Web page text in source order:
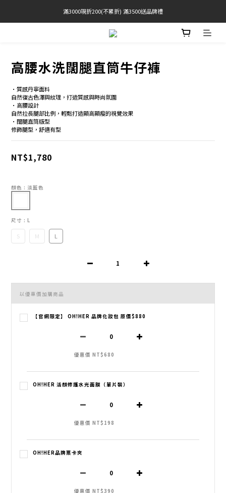
官網限定! 滿千免運(僅限台灣本島)
滿3000現折200(不累折) 滿3500送品牌禮
BRATOP專區買三送一 | 指定專區買一送一
高腰水洗闊腿直筒牛仔褲
•質感丹寧面料
自然復古色澤與紋理，打造質感與時尚氛圍
•高腰設計
自然拉長腿部比例，輕鬆打造顯高顯瘦的視覺效果
•闊腿直筒版型
修飾腿型，舒適有型
NT$1,780
顏色 : 淡藍色
尺寸 : L
S M L
以優惠價加購商品
【官網限定】 OH!HER 品牌化妝包 原價$880
優惠價 NT$680
OH!HER 活顏修護水光面膜（單片裝）
優惠價 NT$198
OH!HER品牌票卡夾
優惠價 NT$390